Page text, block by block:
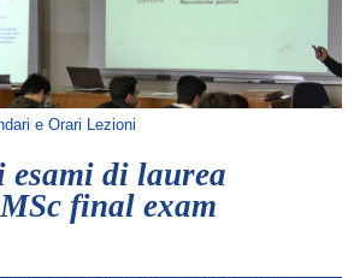
e Orari Lezioni
esami di laurea
final exam